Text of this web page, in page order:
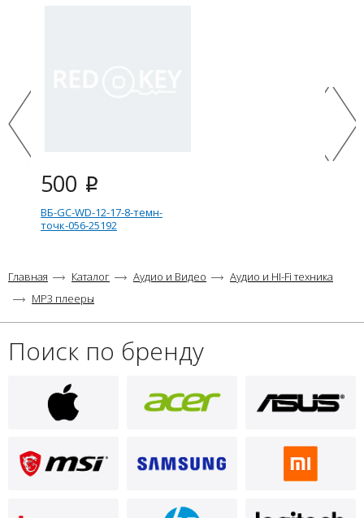
500 i
ВБ-GC-WD-12-17-8-темн-
точк-056-25192
ВБ-GC-WD-12-17-8-свет-точк-
Главная Каталог Аудио и Видео
Аудио и HI-Fi техника
MP3 плееры
Поиск по бренду